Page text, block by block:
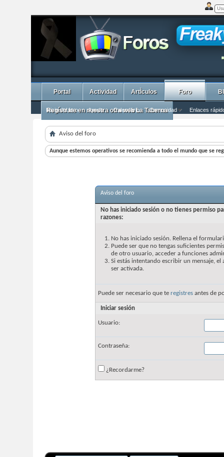
Portal Actividad ArtÌculos Foro
Inicio del foro Ayuda Calendario Comunidad Enlaces
Regístrate en nuestra otra web La Taberna
Aviso del foro
Aunque estemos operativos se recomienda a todo el mundo que se
Aviso del foro
No has iniciado sesión o no tienes permiso
razones:
No has iniciado sesión. Rellena el
Puede ser que no tengas suficientes
de otro usuario, acceder a funciones
Si estás intentando escribir un mensaje,
ser activada.
Puede ser necesario que te registres antes de
Iniciar sesión
Usuario:
Contraseña:
¿Recordarme?